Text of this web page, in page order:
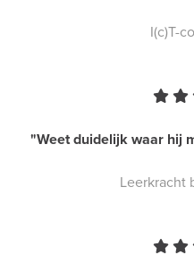
I(c)T-
"Weet duidelijk waar hij
Leerkracht